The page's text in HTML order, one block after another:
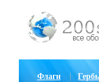
Флаги